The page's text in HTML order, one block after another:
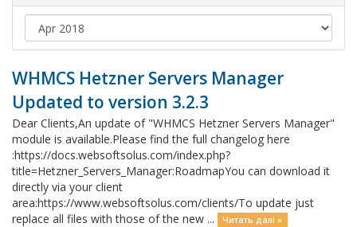
WHMCS Hetzner Servers Manager
Updated to version 3.2.3
Dear Clients,An update of "WHMCS Hetzner Servers Manager"
module is available.Please find the full changelog here
:https://docs.websoftsolus.com/index.php?
title=Hetzner_Servers_Manager:RoadmapYou can download it
directly via your client
area:https://www.websoftsolus.com/clients/To update just
replace all files with those of the new ...
Читать далі »